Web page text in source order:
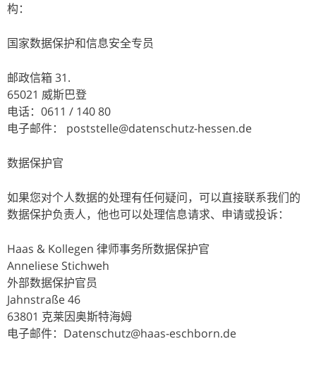
构：
国家数据保护和信息安全专员
邮政信箱 31.
65021 威斯巴登
电话：0611 / 140 80
电子邮件： poststelle@datenschutz-hessen.de
数据保护官
如果您对个人数据的处理有任何疑问，可以直接联系我们的
数据保护负责人，他也可以处理信息请求、申请或投诉：
Haas & Kollegen 律师事务所数据保护官
Anneliese Stichweh
外部数据保护官员
Jahnstraße 46
63801 克莱因奥斯特海姆
电子邮件：Datenschutz@haas-eschborn.de